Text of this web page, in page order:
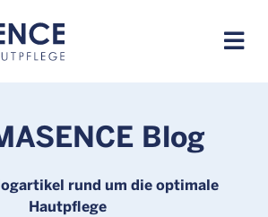
Blog
rund um die optimale
Hautpflege